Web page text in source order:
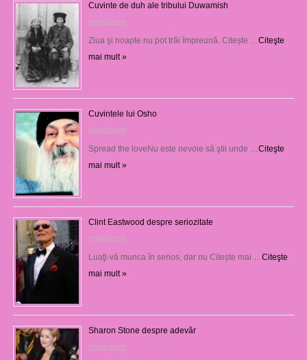
Cuvinte de duh ale tribului Duwamish
07/09/2023
Ziua şi noapte nu pot trăi împreună. Citește …Citeşte
mai mult »
Cuvintele lui Osho
06/09/2023
Spread the loveNu este nevoie să ştii unde …Citeşte
mai mult »
Clint Eastwood despre seriozitate
23/08/2023
Luaţi-vă munca în serios, dar nu Citește mai …Citeşte
mai mult »
Sharon Stone despre adevăr
22/08/2023